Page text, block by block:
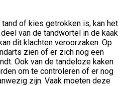
of kies getrokken is, kan het
van de tandwortel in de kaak
dit klachten veroorzaken. Op
zien of er zich nog een
Ook van de tandeloze kaken
om te controleren of er nog
zijn. Vaak moeten deze